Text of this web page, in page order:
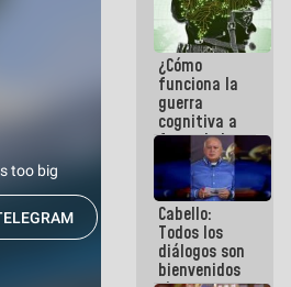
las
operaciones
en el
Aeropuerto
Internacional
de
Maiquetía
¿Cómo
funciona la
guerra
cognitiva a
favor de la
narrativa
hegemónica?
(1)
Cabello:
Todos los
diálogos son
bienvenidos